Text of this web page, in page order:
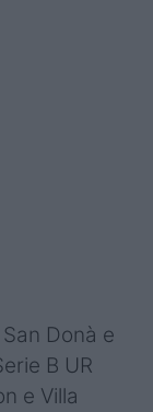
Donà e
B UR
e Villa